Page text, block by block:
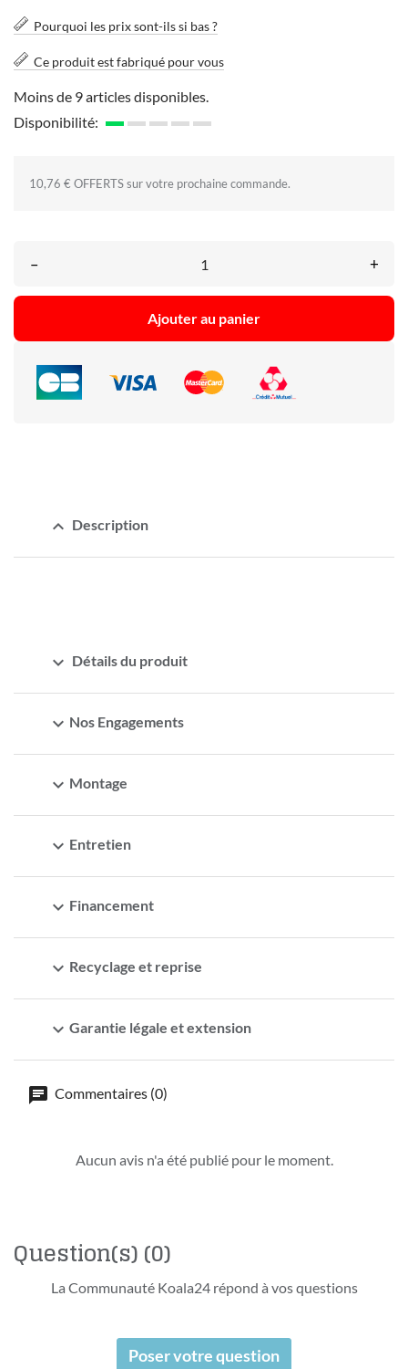
Pourquoi les prix sont-ils si bas ?
Ce produit est fabriqué pour vous
Moins de 9 articles disponibles.
Disponibilité:
10,76 € OFFERTS sur votre prochaine commande.
– +
Ajouter au panier
expand_less Description
expand_more Détails du produit
expand_more Nos Engagements
expand_more Montage
expand_more Entretien
expand_more Financement
expand_more Recyclage et reprise
expand_more Garantie légale et extension
Commentaires (0)
Aucun avis n'a été publié pour le moment.
Question(s)(0)
La Communauté Koala24 répond à vos questions
Poser votre question